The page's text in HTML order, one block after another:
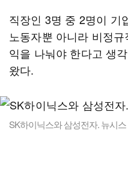
직장인 3명 중 2명이 기
노동자뿐 아니라 비정
익을 나눠야 한다고 생
왔다.
SK하이닉스와 삼성전자. 뉴시스